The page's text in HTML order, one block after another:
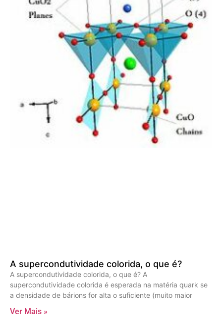
A supercondutividade colorida, o que é?
A supercondutividade colorida, o que é? A
supercondutividade colorida é esperada na matéria quark se
a densidade de bárions for alta o suficiente (muito maior
Ver Mais »